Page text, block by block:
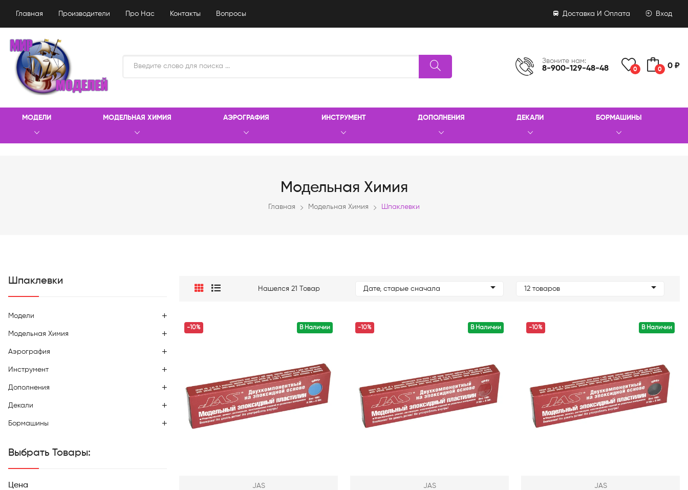
Главная Производители Про Нас Контакты Вопросы Доставка И Оплата Вход
Звоните нам:
8-900-129-48-48 0 0 0 ₽
МОДЕЛИ МОДЕЛЬНАЯ ХИМИЯ АЭРОГРАФИЯ ИНСТРУМЕНТ ДОПОЛНЕНИЯ ДЕКАЛИ БОРМАШИНЫ
Модельная Химия
Главная Модельная Химия Шпаклевки
Нашелся 21 Товар Дате, старые сначала 12 товаров
В Наличии
-10%
JAS
В Наличии
-10%
JAS
В Наличии
-10%
JAS
Шпаклевки
Модели
Модельная Химия
Аэрография
Инструмент
Дополнения
Декали
Бормашины
Выбрать Товары:
Цена